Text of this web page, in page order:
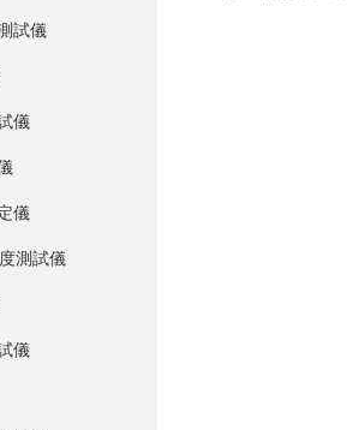
試儀
儀
儀
測試儀
儀